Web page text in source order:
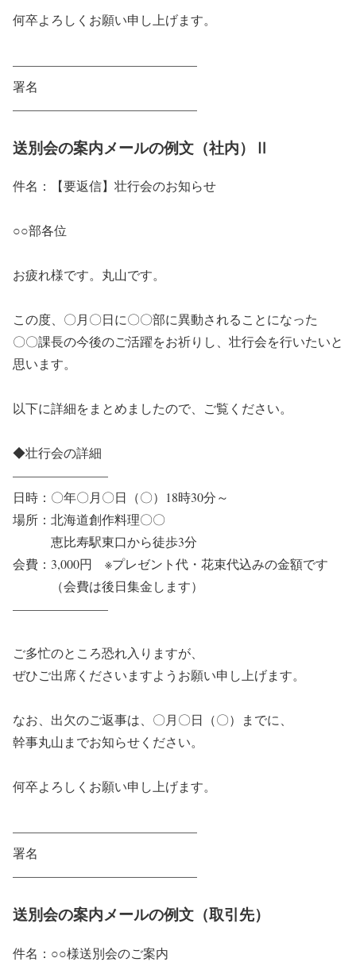
何卒よろしくお願い申し上げます。
——————————————–
署名
——————————————–
送別会の案内メールの例文（社内）Ⅱ
件名：【要返信】壮行会のお知らせ
○○部各位
お疲れ様です。丸山です。
この度、〇月〇日に〇〇部に異動されることになった
〇〇課長の今後のご活躍をお祈りし、壮行会を行いたいと
思います。
以下に詳細をまとめましたので、ご覧ください。
◆壮行会の詳細
———————–
日時：〇年〇月〇日（〇）18時30分～
場所：北海道創作料理〇〇
恵比寿駅東口から徒歩3分
会費：3,000円 ※プレゼント代・花束代込みの金額です
（会費は後日集金します）
———————–
ご多忙のところ恐れ入りますが、
ぜひご出席くださいますようお願い申し上げます。
なお、出欠のご返事は、〇月〇日（〇）までに、
幹事丸山までお知らせください。
何卒よろしくお願い申し上げます。
——————————————–
署名
——————————————–
送別会の案内メールの例文（取引先）
件名：○○様送別会のご案内